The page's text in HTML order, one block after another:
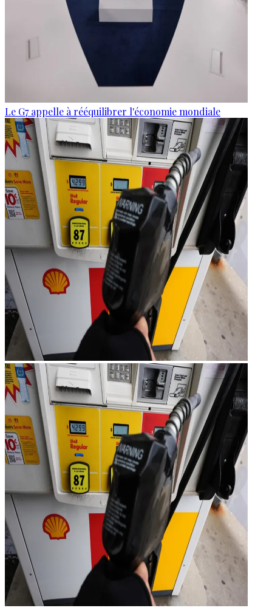
Le G7 appelle à rééquilibrer l'économie mondiale